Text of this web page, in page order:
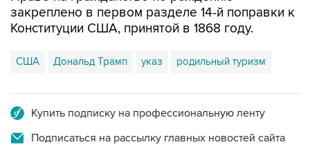
закреплено в первом разделе 14-й поправки к
Конституции США, принятой в 1868 году.
США Дональд Трамп указ родильный туризм
Купить подписку на профессиональную ленту
Подписаться на рассылку главных новостей сайта